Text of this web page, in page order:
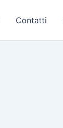
Contatti